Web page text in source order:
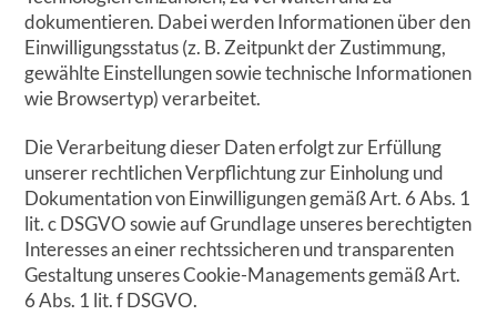
dokumentieren. Dabei werden Informationen über den
Einwilligungsstatus (z. B. Zeitpunkt der Zustimmung,
gewählte Einstellungen sowie technische Informationen
wie Browsertyp) verarbeitet.
Die Verarbeitung dieser Daten erfolgt zur Erfüllung
unserer rechtlichen Verpflichtung zur Einholung und
Dokumentation von Einwilligungen gemäß Art. 6 Abs. 1
lit. c DSGVO sowie auf Grundlage unseres berechtigten
Interesses an einer rechtssicheren und transparenten
Gestaltung unseres Cookie-Managements gemäß Art.
6 Abs. 1 lit. f DSGVO.